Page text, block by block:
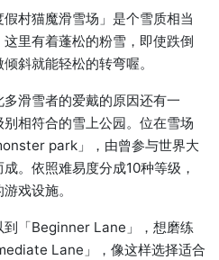
村猫魔滑雪场」是个雪质相当
里有着蓬松的粉雪，即使跌倒
斜就能轻松的转弯喔。
滑雪者的爱戴的原因还有一
相符合的雪上公园。位在雪场
park」，由曾参与世界大
。依照难易度分成10种等级，
戏设施。
到「Beginner Lane」，想磨练
Lane」，像这样选择适合